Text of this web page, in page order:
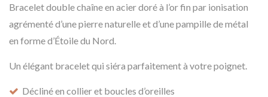
Bracelet double chaîne en acier doré à l’or fin par ionisation
agrémenté d’une pierre naturelle et d’une pampille de métal
en forme d’Étoile du Nord.
Un élégant bracelet qui siéra parfaitement à votre poignet.
Décliné en collier et boucles d’oreilles